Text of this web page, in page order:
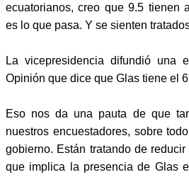
ecuatorianos, creo que 9.5 tienen
es lo que pasa. Y se sienten
La vicepresidencia difundió una
Opinión que dice que Glas tiene el
Eso nos da una pauta de que
nuestros encuestadores, sobre
gobierno. Están tratando de
que implica la presencia de Glas